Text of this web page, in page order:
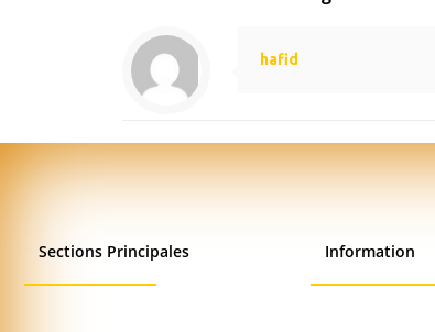
hafid
Sections Principales Information